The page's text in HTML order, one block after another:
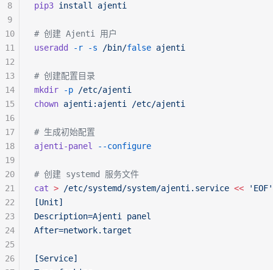
pip3 install ajenti
# 创建 Ajenti 用户
useradd
-r -s /bin/false ajenti
# 创建配置目录
mkdir -p /etc/ajenti
chown ajenti:ajenti /etc/ajenti
# 生成初始配置
ajenti-panel
--configure
# 创建 systemd 服务文件
cat > /etc/systemd/system/ajenti.service << 'EOF'
[Unit]
Description=Ajenti panel
After=network.target
[Service]
8
9
10
11
12
13
14
15
16
17
18
19
20
21
22
23
24
25
26